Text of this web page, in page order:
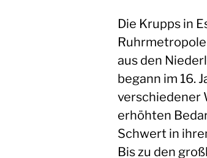
Die Krupps in
aus den
begann im 16.
verschiedener
erhöhten
Schwert in
Bis zu den